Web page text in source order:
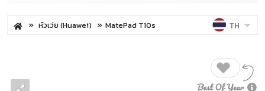
หัวเว่ย (Huawei) MatePad T10s TH